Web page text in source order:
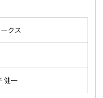
クス
健一